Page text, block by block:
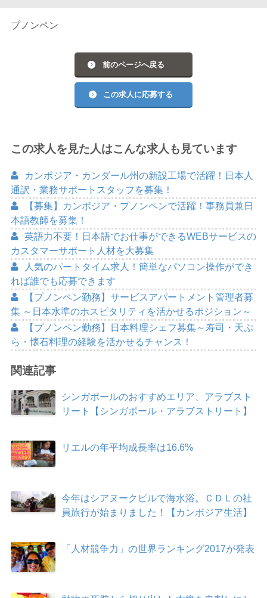
プノンペン
前のページへ戻る
この求人に応募する
この求人を見た人はこんな求人も見ています
カンボジア・カンダール州の新設工場で活躍！日本人
通訳・業務サポートスタッフを募集！
【募集】カンボジア・プノンペンで活躍！事務員兼日
本語教師を募集！
英語力不要！日本語でお仕事ができるWEBサービスの
カスタマーサポート人材を大募集
人気のパートタイム求人！簡単なパソコン操作ができ
れば誰でも応募できます
【プノンペン勤務】サービスアパートメント管理者募
集 ～日本水準のホスピタリティを活かせるポジション～
【プノンペン勤務】日本料理シェフ募集～寿司・天ぷ
ら・懐石料理の経験を活かせるチャンス！
関連記事
シンガポールのおすすめエリア、アラブスト
リート【シンガポール・アラブストリート】
リエルの年平均成長率は16.6%
今年はシアヌークビルで海水浴。ＣＤＬの社
員旅行が始まりました！【カンボジア生活】
「人材競争力」の世界ランキング2017が発表